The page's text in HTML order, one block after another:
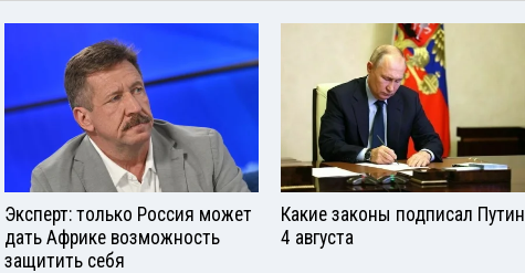
Эксперт: только Россия может
дать Африке возможность
защитить себя
Какие законы подписал Путин
4 августа